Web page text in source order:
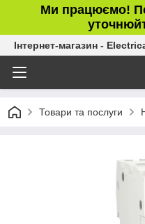
Ми працюємо!
Інтернет-магазин -
Товари та послуги